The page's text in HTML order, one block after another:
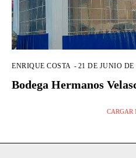
ENRIQUE COSTA - 21 DE JUNIO DE
Bodega Hermanos
CARGAR